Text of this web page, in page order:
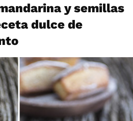
y semillas
dulce de